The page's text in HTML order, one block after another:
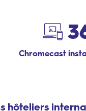
Chromecast
hôteliers